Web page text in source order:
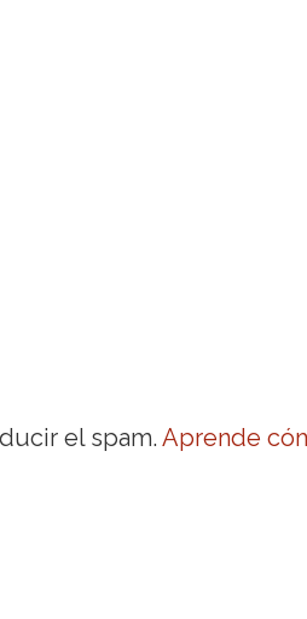
el spam. Aprende